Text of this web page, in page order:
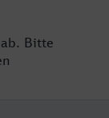
Bitte